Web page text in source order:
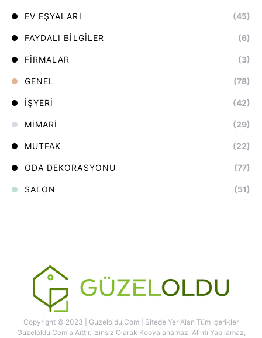
EV EŞYALARI (45)
FAYDALI BILGILER (6)
FIRMALAR (3)
GENEL (78)
İŞYERI (42)
MIMARI (29)
MUTFAK (22)
ODA DEKORASYONU (77)
SALON (51)
Copyright © 2023 | Guzeloldu.com | Sitede Yer Alan Tüm Içerikler
Guzeloldu.com'a Aittir. İzinsiz Olarak Kopyalanamaz, Alıntı Yapılamaz,